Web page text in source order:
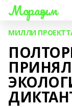
Мораҙым
МИЛЛИ